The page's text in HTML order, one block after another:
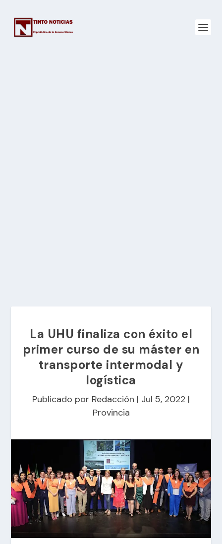
La UHU finaliza con éxito el
primer curso de su máster en
transporte intermodal y
logística
Publicado por Redacción | Jul 5, 2022 |
Provincia